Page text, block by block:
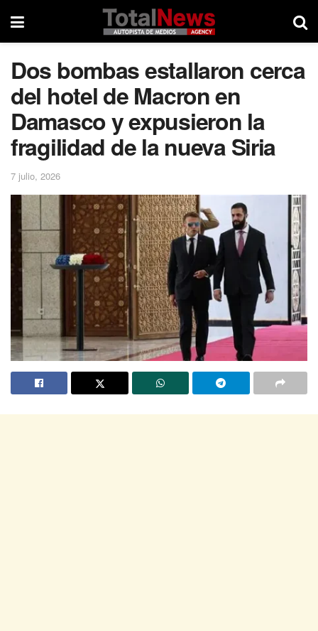
Dos bombas estallaron cerca
del hotel de Macron en
Damasco y expusieron la
fragilidad de la nueva Siria
7 julio, 2026